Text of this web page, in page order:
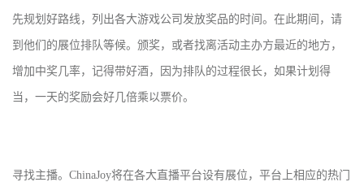
先规划好路线，列出各大游戏公司发放奖品的时间。在此期间，请
到他们的展位排队等候。颁奖，或者找离活动主办方最近的地方，
增加中奖几率，记得带好酒，因为排队的过程很长，如果计划得
当，一天的奖励会好几倍乘以票价。
寻找主播。 ChinaJoy将在各大直播平台设有展位，平台上相应的热门